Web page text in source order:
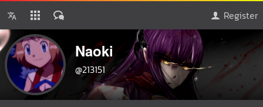
Register
Naoki
@213151